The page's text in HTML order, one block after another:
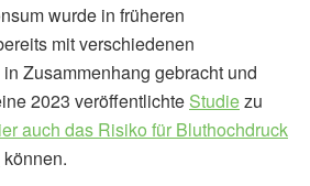
wurde in früheren
mit verschiedenen
Zusammenhang gebracht und
2023 veröffentlichte Studiezu
auch das Risiko für Bluthochdruck
können.